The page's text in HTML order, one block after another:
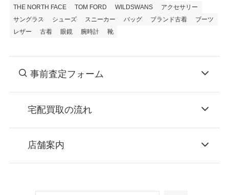
THE NORTH FACE
TOM FORD WILDSWANS
アクセサリー
サングラス
シューズ スニーカー バッグ ブランド古着
ブーツ
レザー
古着 眼鏡 腕時計 靴
事前査定フォーム
宅配買取の流れ
お申込み
店舗案内